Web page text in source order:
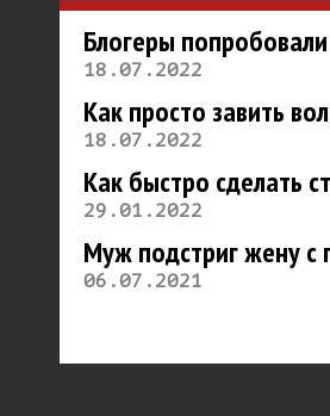
Блогеры попробовали
18.07.2022
Как просто завить
18.07.2022
Как быстро сделать
29.01.2022
Муж подстриг жену с
06.07.2021